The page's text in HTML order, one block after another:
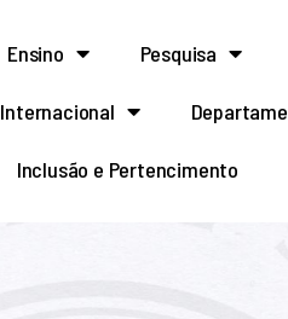
Ensino Pesquisa
Internacional
Inclusão e Pertencimento